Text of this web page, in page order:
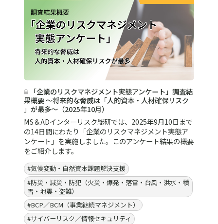
「企業のリスクマネジメント実態アンケート」調査結
果概要 ～将来的な脅威は「人的資本・人材確保リスク
」が最多～（2025年10月）
MS＆ADインターリスク総研では、2025年9月10日まで
の14日間にわたり「企業のリスクマネジメント実態ア
ンケート」を実施しました。このアンケート結果の概要
をご紹介します。
#気候変動・自然資本課題解決支援
#防災・減災・防犯（火災・爆発・落雷・台風・洪水・積
雪・地震・盗難）
#BCP／BCM（事業継続マネジメント）
#サイバーリスク／情報セキュリティ